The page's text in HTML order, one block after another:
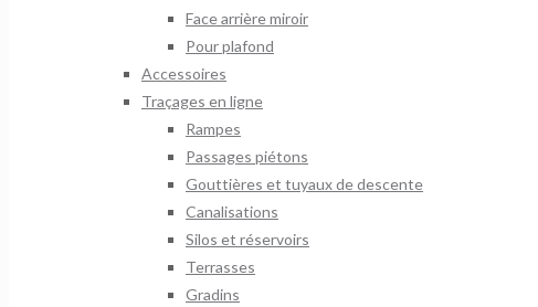
Face arrière miroir
Pour plafond
Accessoires
Traçages en ligne
Rampes
Passages piétons
Gouttières et tuyaux de descente
Canalisations
Silos et réservoirs
Terrasses
Gradins